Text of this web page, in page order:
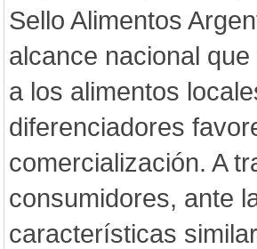
Sello Alimentos
alcance nacional
a los alimentos
diferenciadores
comercialización. A
consumidores, ante
características